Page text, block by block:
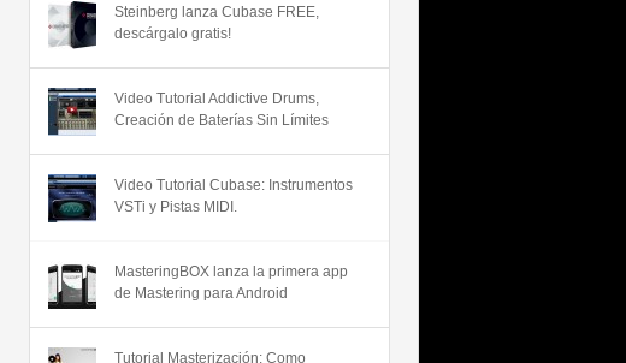
Steinberg lanza Cubase FREE,
descárgalo gratis!
Video Tutorial Addictive Drums,
Creación de Baterías Sin Límites
Video Tutorial Cubase: Instrumentos
VSTi y Pistas MIDI.
MasteringBOX lanza la primera app
de Mastering para Android
Tutorial Masterización: Como